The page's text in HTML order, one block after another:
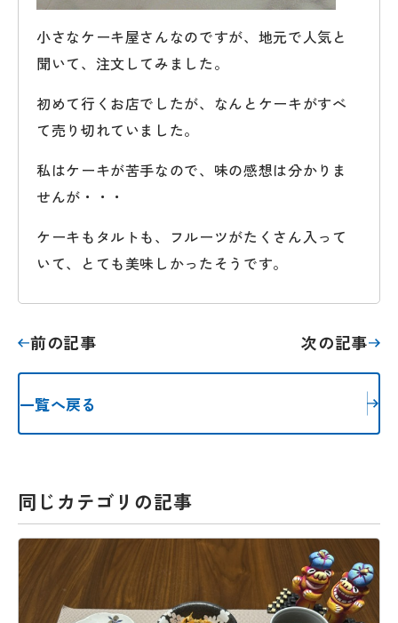
小さなケーキ屋さんなのですが、地元で人気と
聞いて、注文してみました。
初めて行くお店でしたが、なんとケーキがすべ
て売り切れていました。
私はケーキが苦手なので、味の感想は分かりま
せんが・・・
ケーキもタルトも、フルーツがたくさん入って
いて、とても美味しかったそうです。
前の記事 次の記事
一覧へ戻る
同じカテゴリの記事